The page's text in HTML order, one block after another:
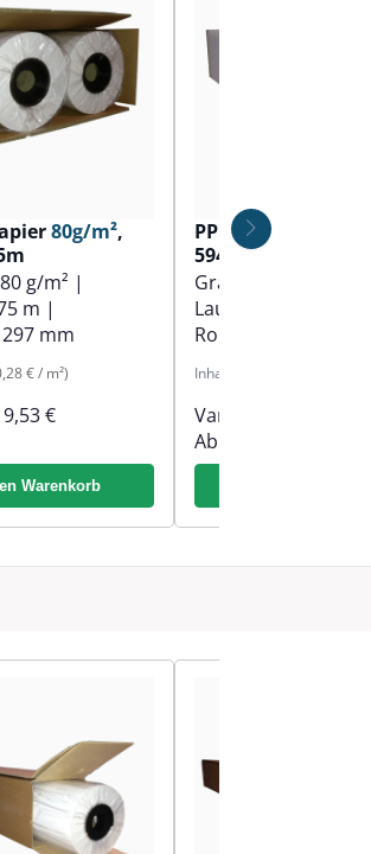
80g/m²,
80 g/m² |
m |
297 mm
€ / m²)
9,53 €
Warenkorb
PPC Kopierpapier
594mm x 100m
Grammatur:
Laufmeter:
Rollenbreite:
Inhalt:
Varianten ab
Ab